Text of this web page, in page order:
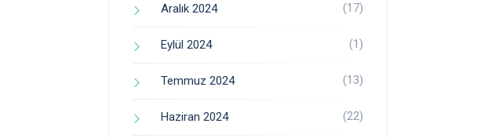
Aralık 2024 (17)
Eylül 2024 (1)
Temmuz 2024 (13)
Haziran 2024 (22)